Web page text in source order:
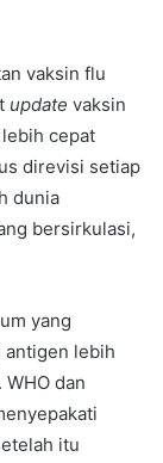
vaksin flu
update vaksin
cepat
direvisi setiap
dunia
bersirkulasi,
yang
antigen lebih
dan
itu